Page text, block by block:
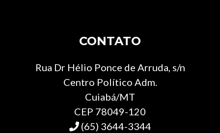
CONTATO
Rua Dr Hélio Ponce de Arruda, s/n
Centro Político Adm.
Cuiabá/MT
CEP 78049-120
(65) 3644-3344